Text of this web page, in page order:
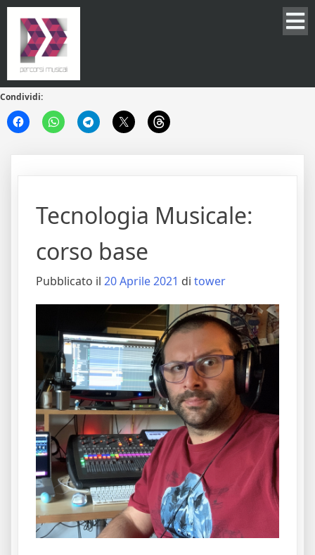
Condividi:
Tecnologia Musicale:
corso base
Pubblicato il 20 Aprile 2021 di tower